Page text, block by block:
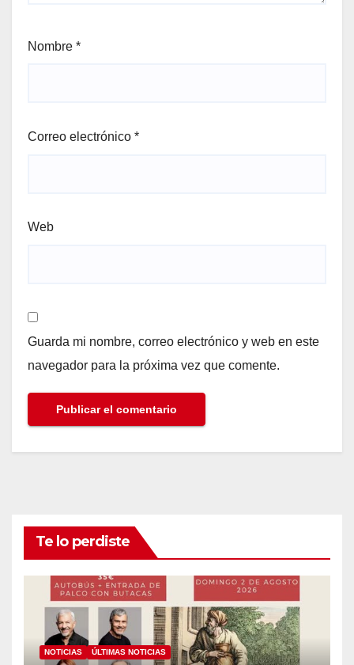
Nombre *
Correo electrónico *
Web
Guarda mi nombre, correo electrónico y web en este
navegador para la próxima vez que comente.
Te lo perdiste
NOTICIAS ÚLTIMAS NOTICIAS